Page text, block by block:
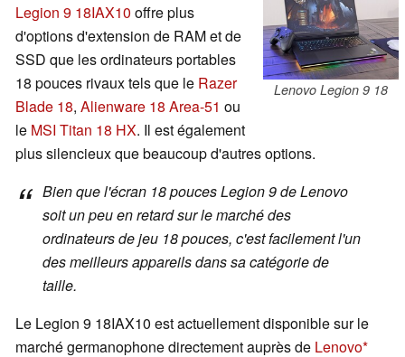
Lenovo Legion 9 18
Legion 9 18IAX10 offre plus
d'options d'extension de RAM et de
SSD que les ordinateurs portables
18 pouces rivaux tels que le Razer
Blade 18, Alienware 18 Area-51 ou
le MSI Titan 18 HX. Il est également
plus silencieux que beaucoup d'autres options.
Bien que l'écran 18 pouces Legion 9 de Lenovo
soit un peu en retard sur le marché des
ordinateurs de jeu 18 pouces, c'est facilement l'un
des meilleurs appareils dans sa catégorie de
taille.
Le Legion 9 18IAX10 est actuellement disponible sur le
marché germanophone directement auprès de Lenovo